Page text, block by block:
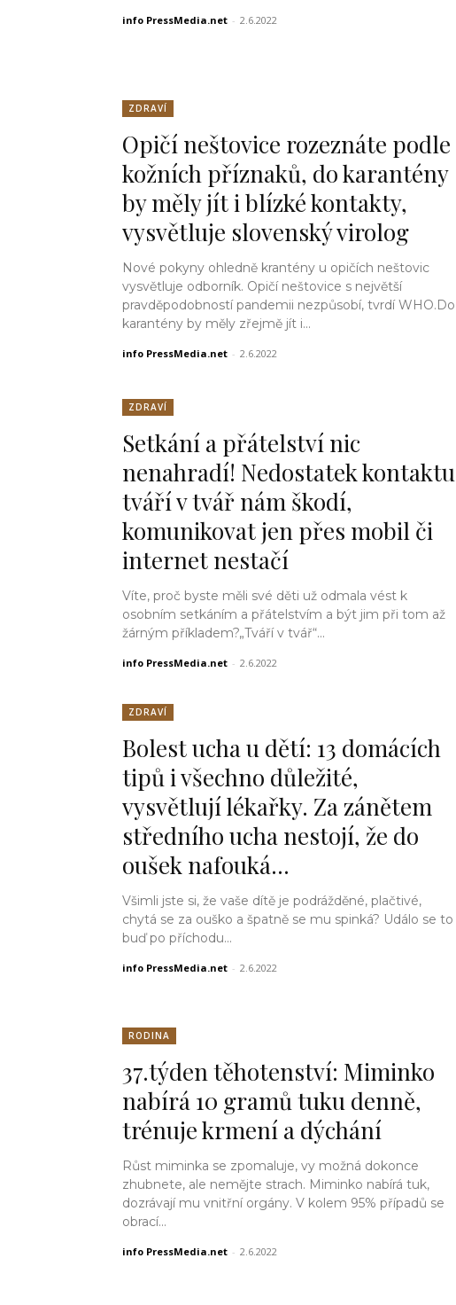
info PressMedia.net - 2.6.2022
ZDRAVÍ
Opičí neštovice rozeznáte podle
kožních příznaků, do karantény
by měly jít i blízké kontakty,
vysvětluje slovenský virolog
Nové pokyny ohledně krantény u opičích neštovic
vysvětluje odborník. Opičí neštovice s největší
pravděpodobností pandemii nezpůsobí, tvrdí WHO.Do
karantény by měly zřejmě jít i...
info PressMedia.net - 2.6.2022
ZDRAVÍ
Setkání a přátelství nic
nenahradí! Nedostatek kontaktu
tváří v tvář nám ​​škodí,
komunikovat jen přes mobil či
internet nestačí
Víte, proč byste měli své děti už odmala vést k
osobním setkáním a přátelstvím a být jim při tom až
žárným příkladem?„Tváří v tvář“...
info PressMedia.net - 2.6.2022
ZDRAVÍ
Bolest ucha u dětí: 13 domácích
tipů i všechno důležité,
vysvětlují lékařky. Za zánětem
středního ucha nestojí, že do
oušek nafouká…
Všimli jste si, že vaše dítě je podrážděné, plačtivé,
chytá se za ouško a špatně se mu spinká? Událo se to
buď po příchodu...
info PressMedia.net - 2.6.2022
RODINA
37.týden těhotenství: Miminko
nabírá 10 gramů tuku denně,
trénuje krmení a dýchání
Růst miminka se zpomaluje, vy možná dokonce
zhubnete, ale nemějte strach. Miminko nabírá tuk,
dozrávají mu vnitřní orgány. V kolem 95% případů se
obrací...
info PressMedia.net - 2.6.2022